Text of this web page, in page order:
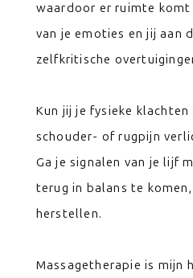
waardoor er ruimte
van je emoties en jij aan
zelfkritische
Kun jij je fysieke
schouder- of rugpijn
Ga je signalen van je lijf
terug in balans te
herstellen.
Massagetherapie is mijn